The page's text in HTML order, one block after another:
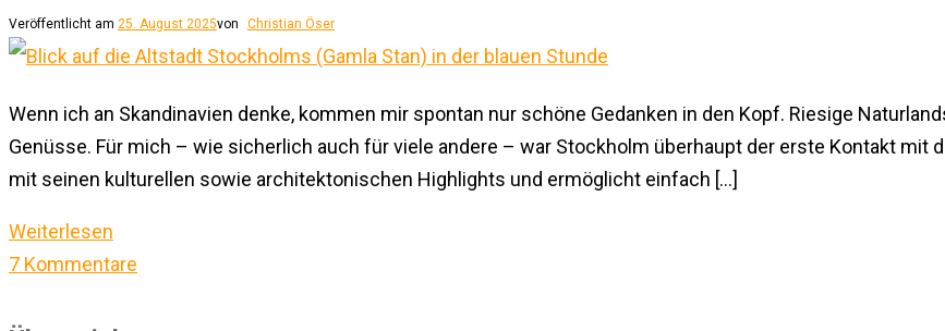
Veröffentlicht am 25. August 2025von Christian Öser
Wenn ich an Skandinavien denke, kommen mir spontan nur schöne Gedanken in den Kopf. Riesige
Genüsse. Für mich – wie sicherlich auch für viele andere – war Stockholm überhaupt der erste Kontakt
mit seinen kulturellen sowie architektonischen Highlights und ermöglicht einfach […]
Weiterlesen
7 Kommentare